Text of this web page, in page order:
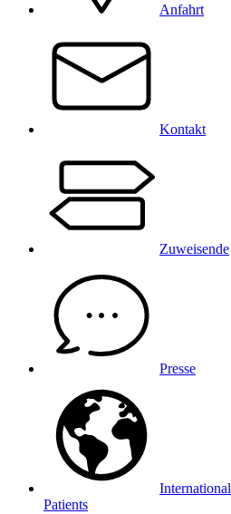
Anfahrt
Kontakt
Zuweisende
Presse
International
Patients